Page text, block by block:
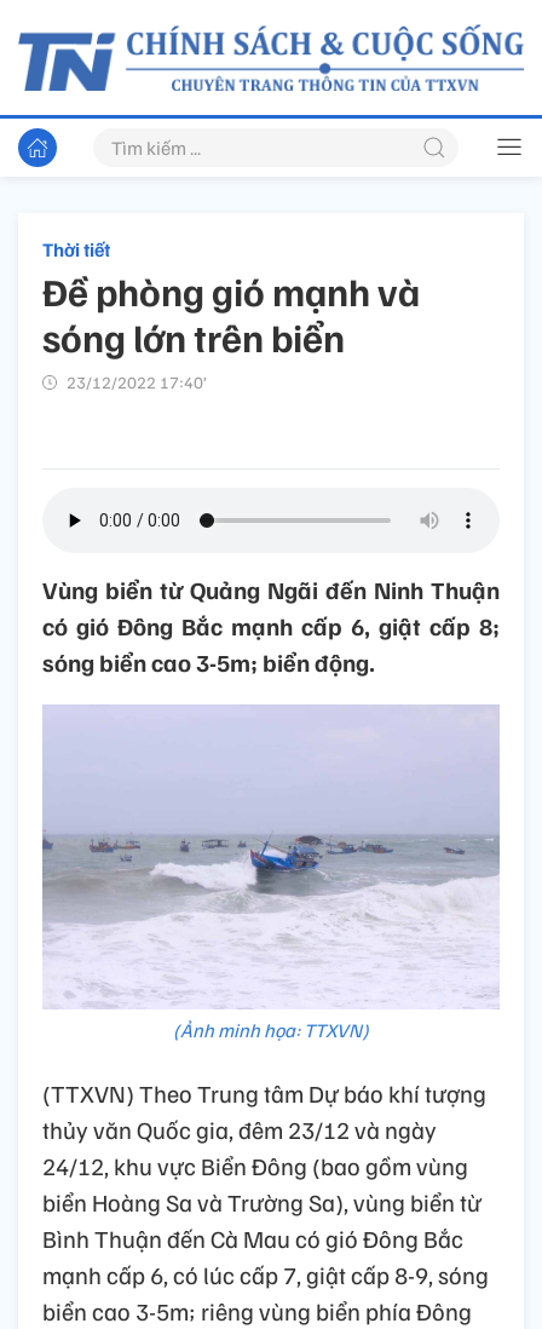
Thời tiết
Đề phòng gió mạnh và
sóng lớn trên biển
23/12/2022 17:40’
Vùng biển từ Quảng Ngãi đến Ninh Thuận
có gió Đông Bắc mạnh cấp 6, giật cấp 8;
sóng biển cao 3-5m; biển động.
(Ảnh minh họa: TTXVN)
(TTXVN) Theo Trung tâm Dự báo khí tượng
thủy văn Quốc gia, đêm 23/12 và ngày
24/12, khu vực Biển Đông (bao gồm vùng
biển Hoàng Sa và Trường Sa), vùng biển từ
Bình Thuận đến Cà Mau có gió Đông Bắc
mạnh cấp 6, có lúc cấp 7, giật cấp 8-9, sóng
biển cao 3-5m; riêng vùng biển phía Đông